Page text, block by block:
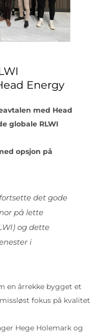
Energy
med Head
globale RLWI
opsjon på
det gode
på lette
og dette
i
en årrekke bygget et
fokus på kvalitet
Hege Holemark og